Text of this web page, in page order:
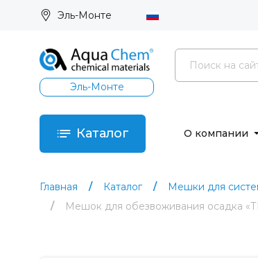
Эль-Монте
Эль-Монте
Каталог О компании
Главная Каталог
Мешки для
Мешок для обезвоживания осадка